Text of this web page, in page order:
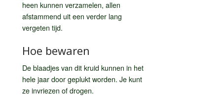
heen kunnen verzamelen, allen
afstammend uit een verder lang
vergeten tijd.
Hoe bewaren
De blaadjes van dit kruid kunnen in het
hele jaar door geplukt worden. Je kunt
ze invriezen of drogen.